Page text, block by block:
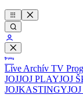
Live Archív TV
JOJJOJ PLAYJOJ
JOJKASTINGY